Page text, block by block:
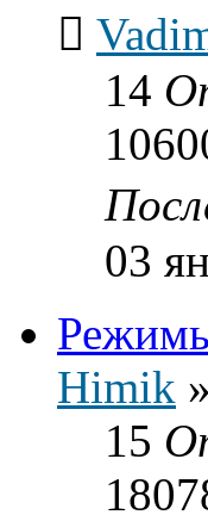
14
03
Himik »
15